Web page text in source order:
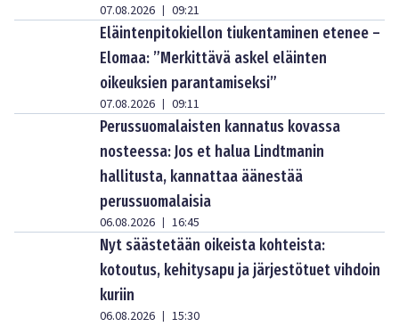
07.08.2026 | 09:21
Eläintenpitokiellon tiukentaminen etenee –
Elomaa: ”Merkittävä askel eläinten
oikeuksien parantamiseksi”
07.08.2026 | 09:11
Perussuomalaisten kannatus kovassa
nosteessa: Jos et halua Lindtmanin
hallitusta, kannattaa äänestää
perussuomalaisia
06.08.2026 | 16:45
Nyt säästetään oikeista kohteista:
kotoutus, kehitysapu ja järjestötuet vihdoin
kuriin
06.08.2026 | 15:30